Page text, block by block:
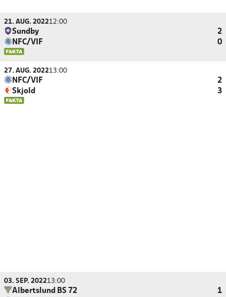
21. AUG. 202212:00
Sundby
2
NFC/VIF
0
27. AUG. 202213:00
NFC/VIF
2
Skjold
3
03. SEP. 202213:00
Albertslund BS 72
1